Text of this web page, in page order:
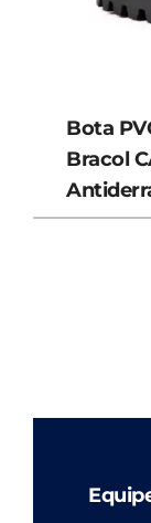
Bota
Bracol